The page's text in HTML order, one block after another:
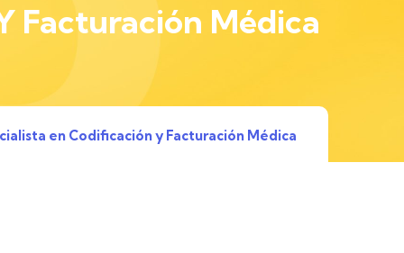
Facturación Médica
en Codificación y Facturación Médica